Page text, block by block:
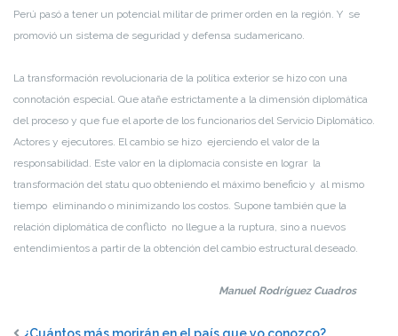
Perú pasó a tener un potencial militar de primer orden en la región. Y se
promovió un sistema de seguridad y defensa sudamericano.
La transformación revolucionaria de la política exterior se hizo con una
connotación especial. Que atañe estrictamente a la dimensión diplomática
del proceso y que fue el aporte de los funcionarios del Servicio Diplomático.
Actores y ejecutores. El cambio se hizo ejerciendo el valor de la
responsabilidad. Este valor en la diplomacia consiste en lograr la
transformación del statu quo obteniendo el máximo beneficio y al mismo
tiempo eliminando o minimizando los costos. Supone también que la
relación diplomática de conflicto no llegue a la ruptura, sino a nuevos
entendimientos a partir de la obtención del cambio estructural deseado.
Manuel Rodríguez Cuadros